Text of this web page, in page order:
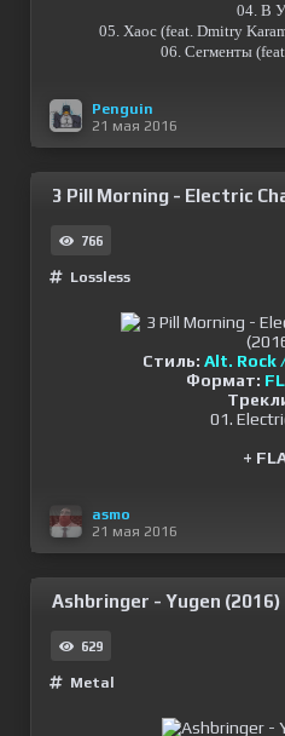
04. В
05. Хаос (feat. Dmitry
06. Сегменты
Penguin
21 мая 2016
3 Pill Morning - Electric
766
Lossless
Стиль: Alt. Rock
Формат:
01.
+
asmo
21 мая 2016
Ashbringer - Yugen (2016)
629
Metal